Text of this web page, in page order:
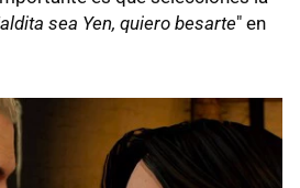
sea Yen, quiero besarte" en